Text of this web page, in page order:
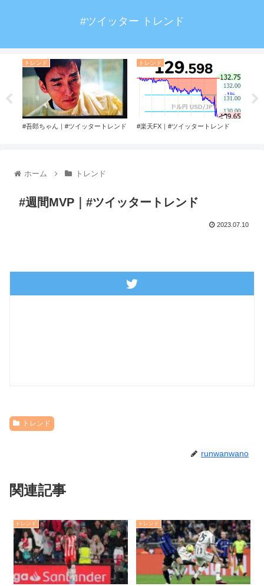
#ツイッター トレンド
トレンド
#吾郎ちゃん｜#ツイッタートレンド
トレンド
#楽天FX｜#ツイッタートレンド
ホーム トレンド
#週間MVP｜#ツイッタートレンド
2023.07.10
トレンド
runwanwano
関連記事
トレンド トレンド